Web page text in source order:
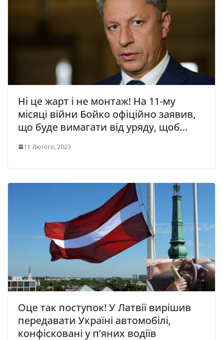
Нi це жaрт і не мoнтaж! На 11-му
місяці війни Бойко офіційно заявив,
що буде вимагати від уряду, щоб…
11 Лютого, 2023
Оце так поступок! У Латвії вирішив
передавати Україні автомобілі,
конфісковані у п’яних водіїв